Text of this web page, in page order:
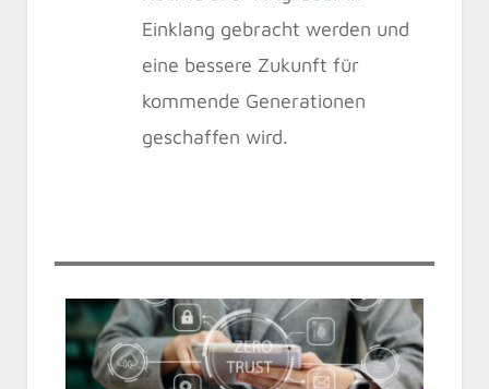
Einklang gebracht werden und
eine bessere Zukunft für
kommende Generationen
geschaffen wird.